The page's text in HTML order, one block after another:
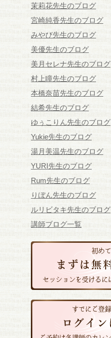
茉莉花先生のブログ
宮崎純香先生のブログ
みやび先生のブログ
美優先生のブログ
美月セレナ先生のブログ
村上瞳先生のブログ
本橋奈苗先生のブログ
結希先生のブログ
ゆぅこりん先生のブログ
Yukie先生のブログ
湯月美温先生のブログ
YURI先生のブログ
Rum先生のブログ
りぼん先生のブログ
ルリビタキ先生のブログ
講師ブログ一覧